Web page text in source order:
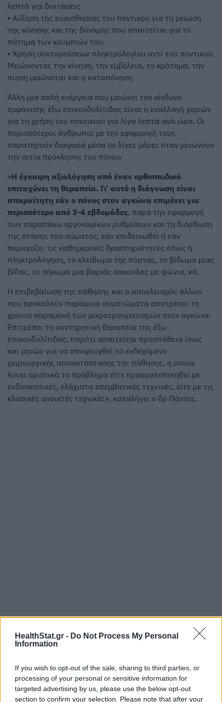
HealthStat.gr - Do Not Process My Personal
Information
If you wish to opt-out of the sale, sharing to third parties, or
processing of your personal or sensitive information for
targeted advertising by us, please use the below opt-out
section to confirm your selection. Please note that after your
λεπτά για διατάσεις.
• Αύξηση της ευαισθησίας του ποντικού για τη μείωση
της κίνησης και της δύναμης που απαιτείται για το
πάτημα των κουμπιών του.
• Χρήση συντομεύσεων πληκτρολογίου αντί του ποντικού.
Μειώνοντας την κίνηση, την εμβέλεια, το κράτημα, την
πίεση μειώνεται και η καταπόνηση.
Άλλη μια απλή ενέργεια που μειώνει τον κίνδυνο
εμφάνισης έξω επικονδυλίτιδας είναι η εναλλαγή χεριών
για τη χρήση του ποντικιού για λίγα λεπτά ανά ώρα. Οι
περισσότεροι άνθρωποι με την εφαρμογή τους
παρατηρούν διαφορά μέσα σε λίγες μέρες όταν μειώνουν
την αιτία πρόκλησης του πόνου.
«Η έγκαιρη αξιολόγηση από έναν ορθοπαιδικό
επιταχύνει τη θεραπεία. Γι’ αυτό η διάγνωση είναι
απαραίτητη εάν ο πόνος στον αγκώνα επιμένει για
περισσότερο από 3-4 εβδομάδες, παρά την εφαρμογή
των παραπάνω εργονομικών ρυθμίσεων και τη διόρθωση
της στάσης του σώματος, εάν επιδεινωθεί ή εάν
περιορίζει τις καθημερινές δραστηριότητες όπως η
πληκτρολόγηση, το κλείδωμα της πόρτας, το βίδωμα μιας
βίδας, το σήκωμα μια βαριάς σακούλας με ψώνια, κά.
Η επιβεβαίωση της πάθησης και ο αποκλεισμός άλλων
που προκαλούν παρόμοια συμπτώματα αποτρέπει τη
χρόνια παραμονή των μικροτραυματισμών στον αγκώνα.
Επιτρέπει τη συντηρητική θεραπεία της έξω
επικονδυλίτιδας, παρότι απαιτείται προσπάθεια ίσως
και μηνών για να αποφευχθεί το ενδεχόμενο
χειρουργικής αποκατάστασης της πάθησης, η οποία
λύνει οριστικά το πρόβλημα είτε πραγματοποιηθεί με
ενδοσκοπικές, ελάχιστα επεμβατικές τεχνικές, είτε με τις
κλασικές ανοικτές τεχνικές», καταλήγει ο δρ Πάντος.